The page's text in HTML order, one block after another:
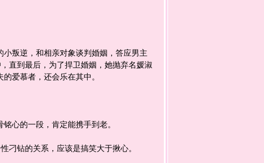
叛逆，和相亲对象谈判婚姻，答应男主
直到最后，为了捍卫婚姻，她抛弃名媛淑
爱慕者，还会乐在其中。
心的一段，肯定能携手到老。
钻的关系，应该是搞笑大于揪心。